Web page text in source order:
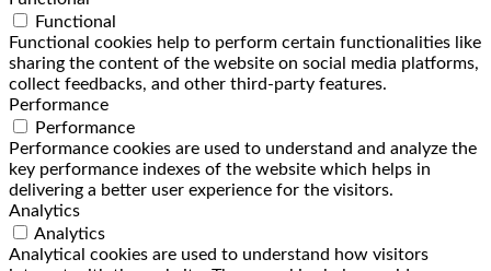
Functional
Functional cookies help to perform certain functionalities like
sharing the content of the website on social media platforms,
collect feedbacks, and other third-party features.
Performance
Performance
Performance cookies are used to understand and analyze the
key performance indexes of the website which helps in
delivering a better user experience for the visitors.
Analytics
Analytics
Analytical cookies are used to understand how visitors